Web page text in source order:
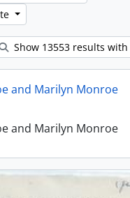
Show 13553 results
and Marilyn Monroe
and Marilyn Monroe